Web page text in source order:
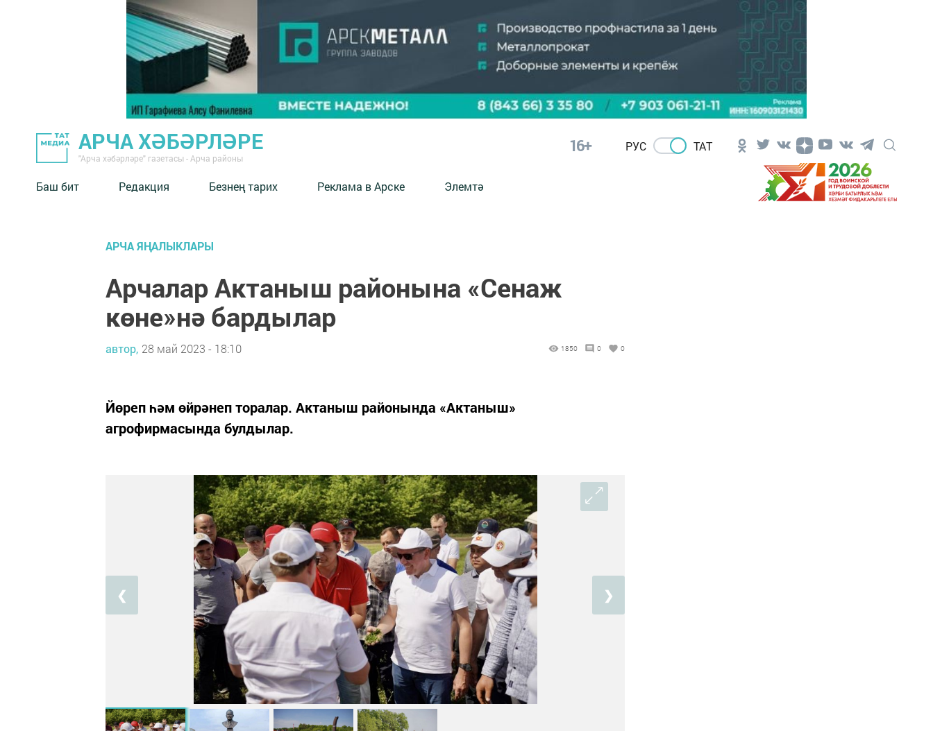
АРЧА ХӘБӘРЛӘРЕ
"Арча хәбәрләре" газетасы - Арча районы
16+ РУС ТАТ
Баш бит Редакция Безнең тарих Реклама в Арске Элемтә
АРЧА ЯҢАЛЫКЛАРЫ
Арчалар Актаныш районына «Сенаж
көне»нә бардылар
автор, 28 май 2023 - 18:10 1850 0 0
Йөреп һәм өйрәнеп торалар. Актаныш районында «Актаныш»
агрофирмасында булдылар.
❮ ❯